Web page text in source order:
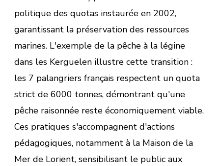
politique des quotas instaurée en 2002,
garantissant la préservation des ressources
marines. L'exemple de la pêche à la légine
dans les Kerguelen illustre cette transition :
les 7 palangriers français respectent un quota
strict de 6000 tonnes, démontrant qu'une
pêche raisonnée reste économiquement viable.
Ces pratiques s'accompagnent d'actions
pédagogiques, notamment à la Maison de la
Mer de Lorient, sensibilisant le public aux